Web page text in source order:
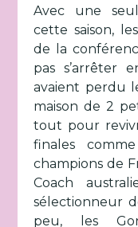
Avec une
cette saison,
de la
pas s’arrêter
avaient perdu
maison de 2
tout pour
finales
champions de
Coach
sélectionneur
peu, les